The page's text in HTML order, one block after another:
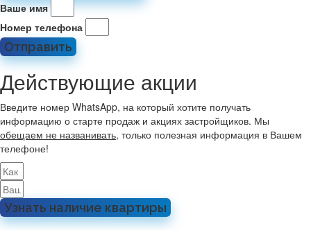
Ваше имя
Номер телефона
Отправить
Действующие акции
Введите номер WhatsApp, на который хотите получать
информацию о старте продаж и акциях застройщиков. Мы
обещаем не названивать, только полезная информация в Вашем
телефоне!
Узнать наличие квартиры